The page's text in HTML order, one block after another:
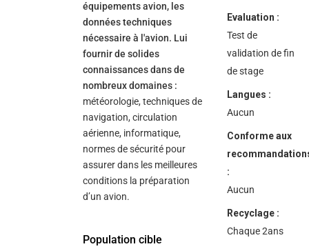
équipements avion, les
données techniques
nécessaire à l'avion. Lui
fournir de solides
connaissances dans de
nombreux domaines :
météorologie, techniques de
navigation, circulation
aérienne, informatique,
normes de sécurité pour
assurer dans les meilleures
conditions la préparation
d’un avion.
Population cible
Evaluation :
Test de
validation de fin
de stage
Langues :
Aucun
Conforme aux
:
Aucun
Recyclage :
Chaque 2ans